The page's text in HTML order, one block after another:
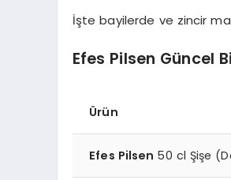
İşte bayilerde ve zincir
Efes Pilsen Güncel
Ürün
Efes Pilsen 50 cl Şişe